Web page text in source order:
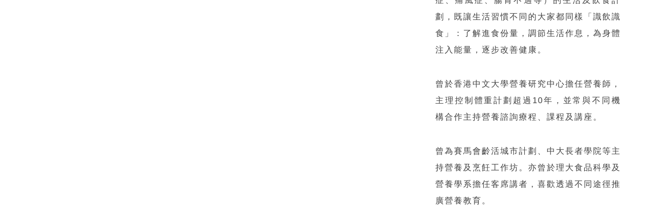
劃，既讓生活習慣不同的大家都同樣「識飲識
食」：了解進食份量，調節生活作息，為身體
注入能量，逐步改善健康。
曾於香港中文大學營養研究中心擔任營養師，
主理控制體重計劃超過10年，並常與不同機
構合作主持營養諮詢療程、課程及講座。
曾為賽馬會齡活城市計劃、中大長者學院等主
持營養及烹飪工作坊。亦曾於理大食品科學及
營養學系擔任客席講者，喜歡透過不同途徑推
廣營養教育。